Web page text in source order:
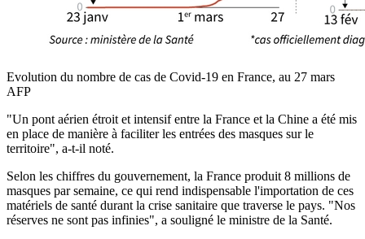
Evolution du nombre de cas de Covid-19 en France, au 27 mars
AFP
"Un pont aérien étroit et intensif entre la France et la Chine a été mis
en place de manière à faciliter les entrées des masques sur le
territoire", a-t-il noté.
Selon les chiffres du gouvernement, la France produit 8 millions de
masques par semaine, ce qui rend indispensable l'importation de ces
matériels de santé durant la crise sanitaire que traverse le pays. "Nos
réserves ne sont pas infinies", a souligné le ministre de la Santé.